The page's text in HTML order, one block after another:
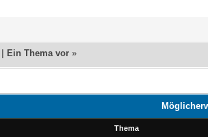
Ein Thema vor »
Thema